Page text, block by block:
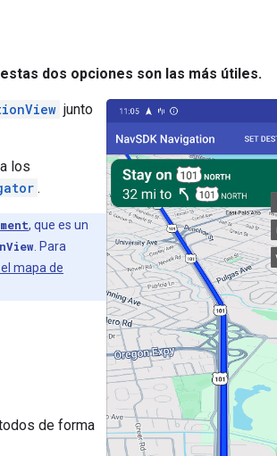
dos opciones son las más útiles.
junto
los
.
, que es un
. Para
mapa de
de forma